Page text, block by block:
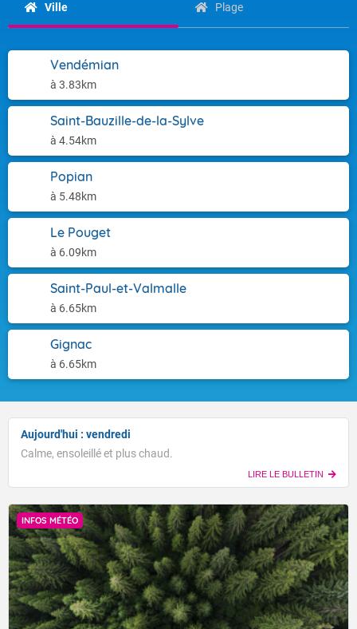
Ville Plage
Vendémian
à 3.83km
Saint-Bauzille-de-la-Sylve
à 4.54km
Popian
à 5.48km
Le Pouget
à 6.09km
Saint-Paul-et-Valmalle
à 6.65km
Gignac
à 6.65km
Aujourd'hui : vendredi
Calme, ensoleillé et plus chaud.
LIRE LE BULLETIN
INFOS MÉTÉO